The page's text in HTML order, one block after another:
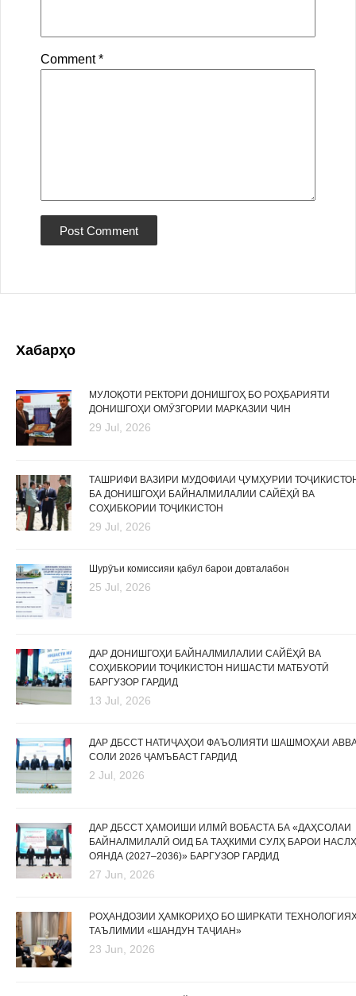
Comment*
Хабарҳо
МУЛОҚОТИ РЕКТОРИ ДОНИШГОҲ БО РОҲБАРИЯТИ
ДОНИШГОҲИ ОМӮЗГОРИИ МАРКАЗИИ ЧИН
29 Jul, 2026
ТАШРИФИ ВАЗИРИ МУДОФИАИ ҶУМҲУРИИ
БА ДОНИШГОҲИ БАЙНАЛМИЛАЛИИ САЙЁҲӢ ВА
СОҲИБКОРИИ ТОҶИКИСТОН
29 Jul, 2026
Шурӯъи комиссияи қабул барои довталабон
25 Jul, 2026
ДАР ДОНИШГОҲИ БАЙНАЛМИЛАЛИИ САЙЁҲӢ ВА
СОҲИБКОРИИ ТОҶИКИСТОН НИШАСТИ МАТБУОТӢ
БАРГУЗОР ГАРДИД
13 Jul, 2026
ДАР ДБССТ НАТИҶАҲОИ ФАЪОЛИЯТИ ШАШМОҲАИ
СОЛИ 2026 ҶАМЪБАСТ ГАРДИД
2 Jul, 2026
ДАР ДБССТ ҲАМОИШИ ИЛМӢ ВОБАСТА БА «ДАҲСОЛАИ
БАЙНАЛМИЛАЛӢ ОИД БА ТАҲКИМИ СУЛҲ БАРОИ
ОЯНДА (2027–2036)» БАРГУЗОР ГАРДИД
27 Jun, 2026
РОҲАНДОЗИИ ҲАМКОРИҲО БО ШИРКАТИ
ТАЪЛИМИИ «ШАНДУН ТАҶИАН»
23 Jun, 2026